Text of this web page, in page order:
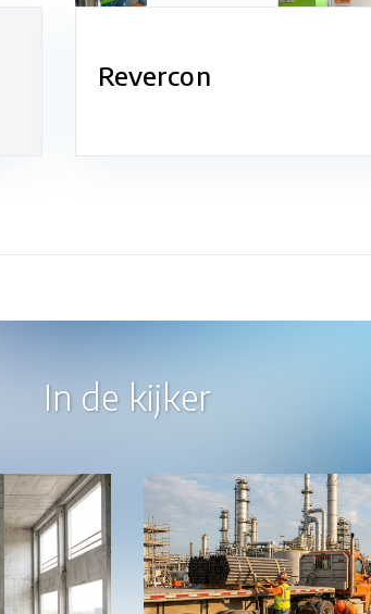
Revercon
In de kijker